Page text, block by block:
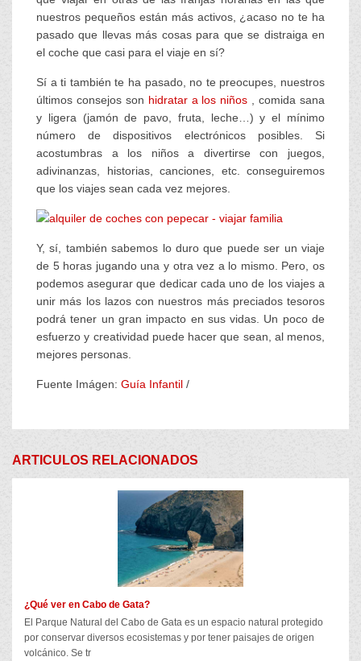
nuestros pequeños están más activos, ¿acaso no te ha
pasado que llevas más cosas para que se distraiga en
el coche que casi para el viaje en sí?
Sí a ti también te ha pasado, no te preocupes, nuestros
últimos consejos son hidratar a los niños , comida sana
y ligera (jamón de pavo, fruta, leche…) y el mínimo
número de dispositivos electrónicos posibles. Si
acostumbras a los niños a divertirse con juegos,
adivinanzas, historias, canciones, etc. conseguiremos
que los viajes sean cada vez mejores.
Y, sí, también sabemos lo duro que puede ser un viaje
de 5 horas jugando una y otra vez a lo mismo. Pero, os
podemos asegurar que dedicar cada uno de los viajes a
unir más los lazos con nuestros más preciados tesoros
podrá tener un gran impacto en sus vidas. Un poco de
esfuerzo y creatividad puede hacer que sean, al menos,
mejores personas.
Fuente Imágen: Guía Infantil /
ARTICULOS RELACIONADOS
¿Qué ver en Cabo de Gata?
El Parque Natural del Cabo de Gata es un espacio natural protegido
por conservar diversos ecosistemas y por tener paisajes de origen
volcánico. Se tr